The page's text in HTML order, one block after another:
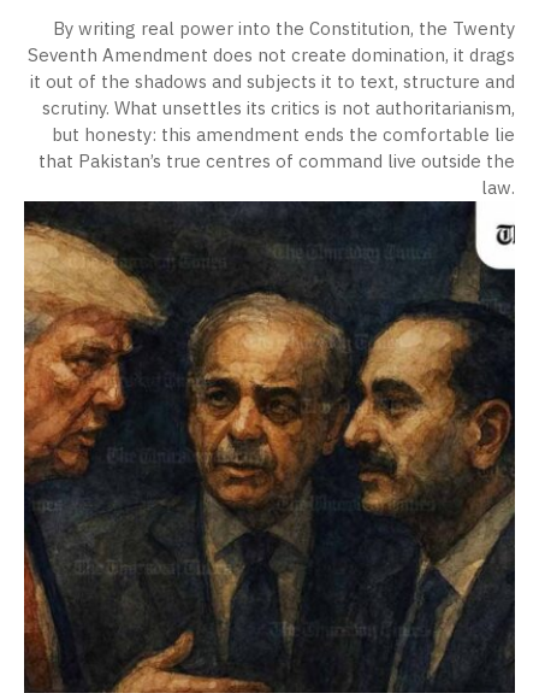
By writing real power into the Constitution, the Twenty
Seventh Amendment does not create domination, it drags
it out of the shadows and subjects it to text, structure and
scrutiny. What unsettles its critics is not authoritarianism,
but honesty: this amendment ends the comfortable lie
that Pakistan’s true centres of command live outside the
law.